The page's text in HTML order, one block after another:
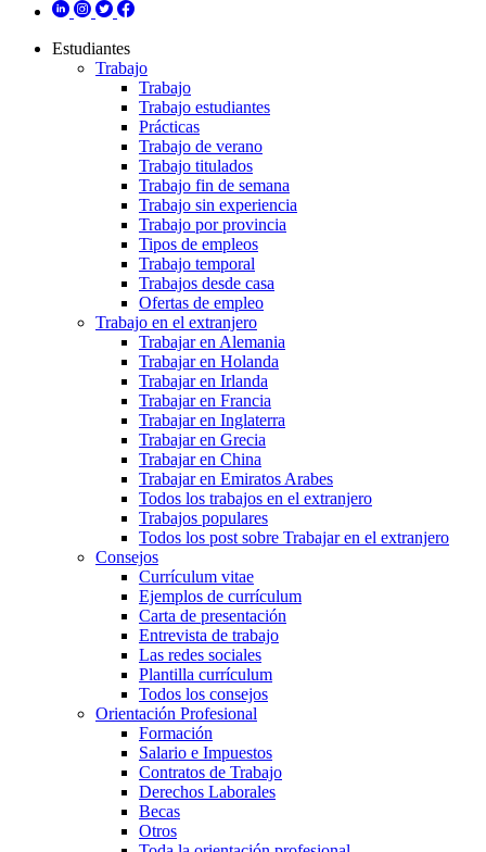
Estudiantes
Trabajo
Trabajo
Trabajo estudiantes
Prácticas
Trabajo de verano
Trabajo titulados
Trabajo fin de semana
Trabajo sin experiencia
Trabajo por provincia
Tipos de empleos
Trabajo temporal
Trabajos desde casa
Ofertas de empleo
Trabajo en el extranjero
Trabajar en Alemania
Trabajar en Holanda
Trabajar en Irlanda
Trabajar en Francia
Trabajar en Inglaterra
Trabajar en Grecia
Trabajar en China
Trabajar en Emiratos Arabes
Todos los trabajos en el extranjero
Trabajos populares
Todos los post sobre Trabajar en el extranjero
Consejos
Currículum vitae
Ejemplos de currículum
Carta de presentación
Entrevista de trabajo
Las redes sociales
Plantilla currículum
Todos los consejos
Orientación Profesional
Formación
Salario e Impuestos
Contratos de Trabajo
Derechos Laborales
Becas
Otros